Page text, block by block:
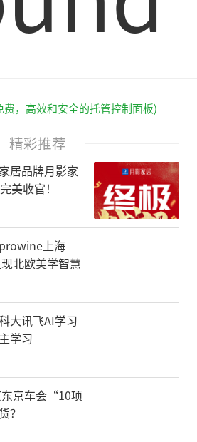
费，高效和安全的托管控制面板)
精彩推荐
居品牌月影家
美收官！
上海
北欧美学智慧
大讯飞AI学习
学习
东京车会“10项
？